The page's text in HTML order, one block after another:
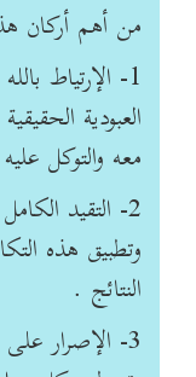
من أهم أركان
1- الإرتياط
العبودية
معه والتوكل
2- التقيد
وتطبيق هذه
النتائج .
3- الإصرار